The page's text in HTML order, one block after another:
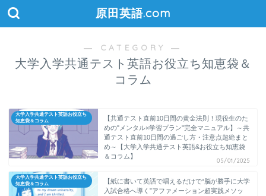
原田英語.com
― CATEGORY ―
大学入学共通テスト英語お役立ち知恵袋＆
コラム
大学入学共通テスト英語お役立ち
知恵袋＆コラム
【共通テスト直前10日間の黄金法則！現役生のた
めの"メンタル×学習プラン"完全マニュアル】～共
通テスト直前10日間の過ごし方・注意点超絶まと
め～【大学入学共通テスト英語&お役立ち知恵袋
＆コラム】
05/01/2025
大学入学共通テスト英語お役立ち
知恵袋＆コラム
【紙に書いて英語で唱えるだけで“脳が勝手に大学
入試合格へ導く”アファメーション超実践メソッ